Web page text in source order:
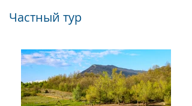
Частный тур